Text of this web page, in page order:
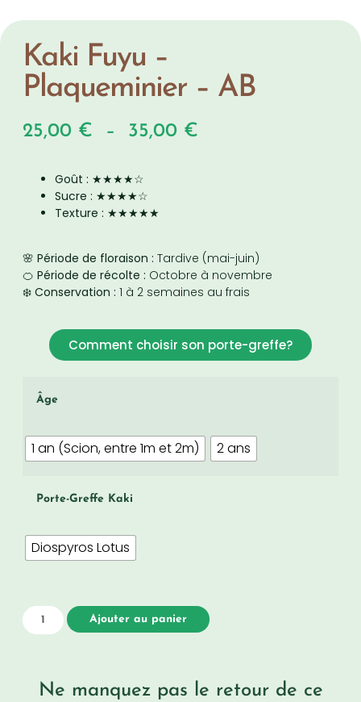
Kaki Fuyu –
Plaqueminier – AB
25,00 € – 35,00 €
Goût : ★★★★☆
Sucre : ★★★★☆
Texture : ★★★★★
🌸 Période de floraison : Tardive (mai-juin)
🍊 Période de récolte : Octobre à novembre
❄️ Conservation : 1 à 2 semaines au frais
Comment choisir son porte-greffe?
Âge
1 an (Scion, entre 1m et 2m) 2 ans
Porte-Greffe Kaki
Diospyros Lotus
Ajouter au panier
Ne manquez pas le retour de ce